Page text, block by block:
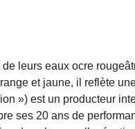
leurs eaux ocre
et jaune, il reflète
») est un producteur
ses 20 ans de